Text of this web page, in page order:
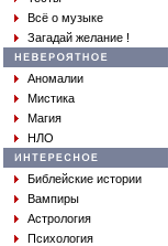
Всё о музыке
Загадай желание !
Аномалии
Мистика
Магия
НЛО
Библейские истории
Вампиры
Астрология
Психология